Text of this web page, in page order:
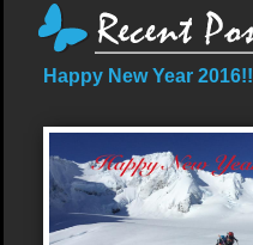
Happy New Year 2016!!